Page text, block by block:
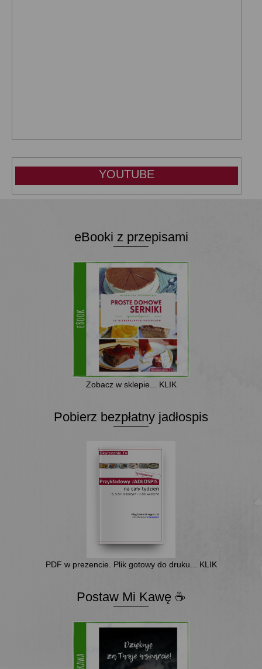
YOUTUBE
eBooki z przepisami
Zobacz w sklepie... KLIK
Pobierz bezpłatny jadłospis
PDF w prezencie. Plik gotowy do druku... KLIK
Postaw Mi Kawę ☕